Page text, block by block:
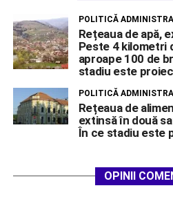
POLITICĂ
Rețeaua de apă,
Peste 4 kilometri
aproape 100 de
stadiu este
POLITICĂ
Rețeaua de
extinsă în două
În ce stadiu este
OPINII